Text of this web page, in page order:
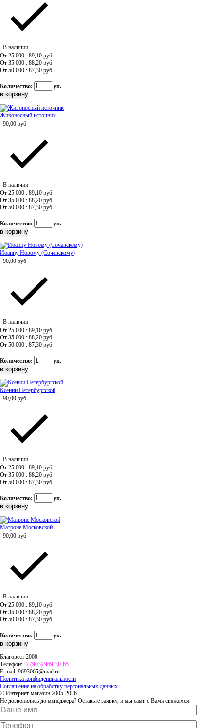
В наличии
От 25 000 : 89,10 руб
От 35 000 : 88,20 руб
От 50 000 : 87,30 руб
Количество: уп.
Живоносный источник
90,00 руб
В наличии
От 25 000 : 89,10 руб
От 35 000 : 88,20 руб
От 50 000 : 87,30 руб
Количество: уп.
Иоанну Новому (Сочавскому)
90,00 руб
В наличии
От 25 000 : 89,10 руб
От 35 000 : 88,20 руб
От 50 000 : 87,30 руб
Количество: уп.
Ксении Петербургской
90,00 руб
В наличии
От 25 000 : 89,10 руб
От 35 000 : 88,20 руб
От 50 000 : 87,30 руб
Количество: уп.
Матроне Московской
90,00 руб
В наличии
От 25 000 : 89,10 руб
От 35 000 : 88,20 руб
От 50 000 : 87,30 руб
Количество: уп.
Благовест 2000
Телефон:+7 (903) 969-30-65
E-mail: 9693065@mail.ru
Политика конфиденциальности
Соглашение на обработку персональных данных
© Интернет-магазин 2005-2026
Не дозвонились до менеджера? Оставьте заявку, и мы сами с Вами свяжемся.